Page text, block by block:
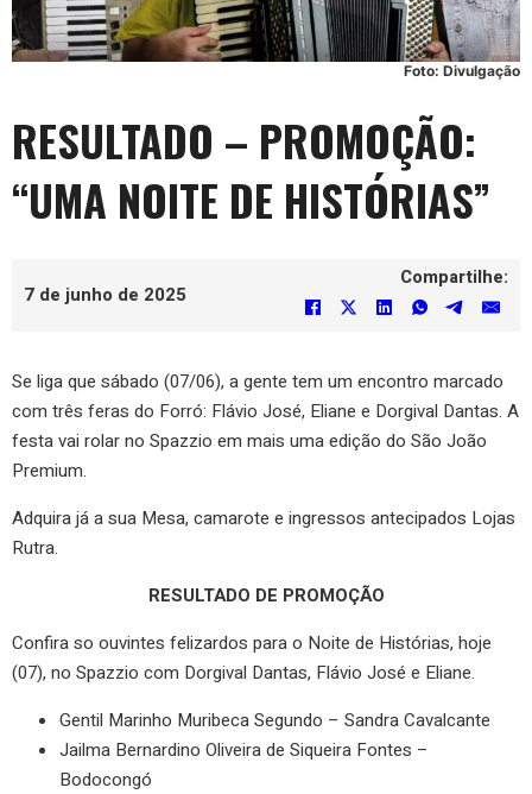
Foto: Divulgação
RESULTADO – PROMOÇÃO:
“UMA NOITE DE HISTÓRIAS”
7 de junho de 2025
Compartilhe:
Se liga que sábado (07/06), a gente tem um encontro marcado
com três feras do Forró: Flávio José, Eliane e Dorgival Dantas. A
festa vai rolar no Spazzio em mais uma edição do São João
Premium.
Adquira já a sua Mesa, camarote e ingressos antecipados Lojas
Rutra.
RESULTADO DE PROMOÇÃO
Confira so ouvintes felizardos para o Noite de Histórias, hoje
(07), no Spazzio com Dorgival Dantas, Flávio José e Eliane.
Gentil Marinho Muribeca Segundo – Sandra Cavalcante
Jailma Bernardino Oliveira de Siqueira Fontes –
Bodocongó